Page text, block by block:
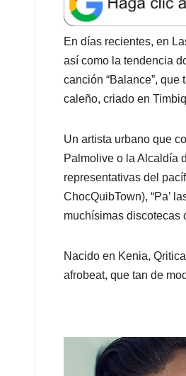
t
s
A
p
p
e
b
o
o
k
k
e
d
I
n
l
En días recientes, en
así como la tendencia
canción “Balance”,
caleño, criado en
Un artista urbano que
Palmolive o la Alcaldía
representativas del
ChocQuibTown), “Pa’
muchísimas discotecas
Nacido en Kenia,
afrobeat, que tan de